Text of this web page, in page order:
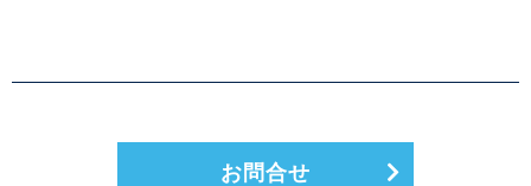
お問合せ